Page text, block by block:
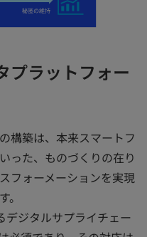
プラットフォー
構築は、本来スマートフ
った、ものづくりの在り
フォーメーションを実現
デジタルサプライチェー